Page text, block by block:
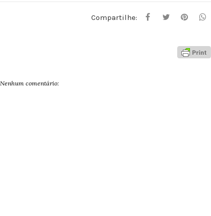
Compartilhe:
Nenhum comentário: